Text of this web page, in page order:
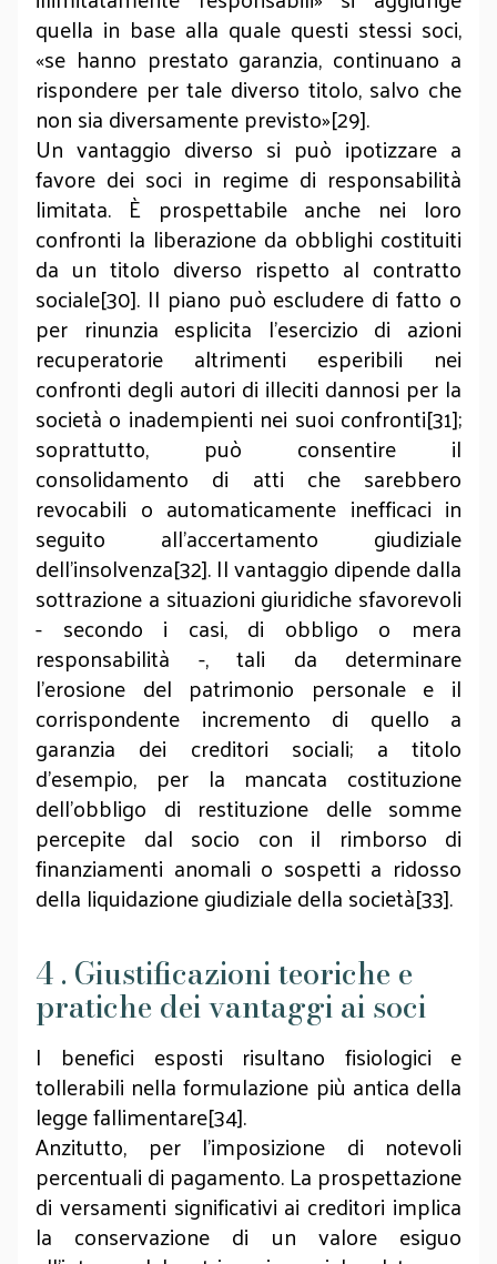
quella in base alla quale questi stessi soci,
«se hanno prestato garanzia, continuano a
rispondere per tale diverso titolo, salvo che
non sia diversamente previsto»[29].
Un vantaggio diverso si può ipotizzare a
favore dei soci in regime di responsabilità
limitata. È prospettabile anche nei loro
confronti la liberazione da obblighi costituiti
da un titolo diverso rispetto al contratto
sociale[30]. Il piano può escludere di fatto o
per rinunzia esplicita l’esercizio di azioni
recuperatorie altrimenti esperibili nei
confronti degli autori di illeciti dannosi per la
società o inadempienti nei suoi confronti[31];
soprattutto, può consentire il
consolidamento di atti che sarebbero
revocabili o automaticamente inefficaci in
seguito all’accertamento giudiziale
dell’insolvenza[32]. Il vantaggio dipende dalla
sottrazione a situazioni giuridiche sfavorevoli
- secondo i casi, di obbligo o mera
responsabilità -, tali da determinare
l’erosione del patrimonio personale e il
corrispondente incremento di quello a
garanzia dei creditori sociali; a titolo
d’esempio, per la mancata costituzione
dell’obbligo di restituzione delle somme
percepite dal socio con il rimborso di
finanziamenti anomali o sospetti a ridosso
della liquidazione giudiziale della società[33].
4 . Giustificazioni teoriche e
pratiche dei vantaggi ai soci
I benefici esposti risultano fisiologici e
tollerabili nella formulazione più antica della
legge fallimentare[34].
Anzitutto, per l’imposizione di notevoli
percentuali di pagamento. La prospettazione
di versamenti significativi ai creditori implica
la conservazione di un valore esiguo